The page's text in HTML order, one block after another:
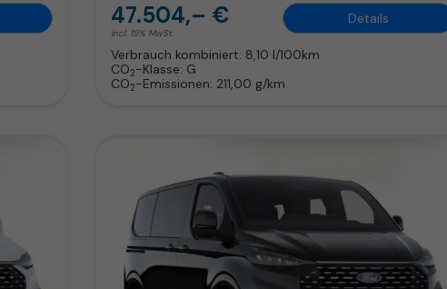
47.504,– €
incl. 19% MwSt.
Details
Verbrauch kombiniert: 8,10 l/100km
CO2-Klasse: G
CO2-Emissionen: 211,00 g/km